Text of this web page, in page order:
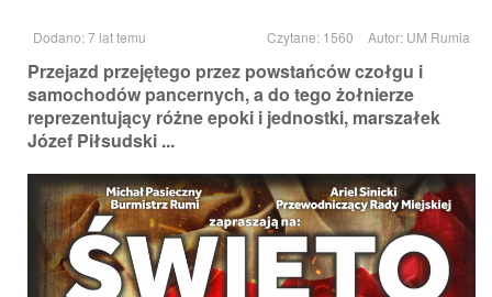
Dodano: 7 lat temu Czytane: 1560 Autor: UM Rumia
Przejazd przejętego przez powstańców czołgu i
samochodów pancernych, a do tego żołnierze
reprezentujący różne epoki i jednostki, marszałek
Józef Piłsudski ...